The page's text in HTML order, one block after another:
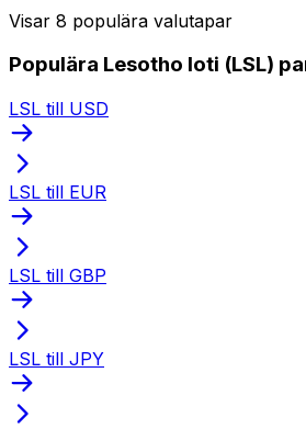
Visar 8 populära valutapar
Populära Lesotho loti (LSL)
LSL till USD
LSL till EUR
LSL till GBP
LSL till JPY